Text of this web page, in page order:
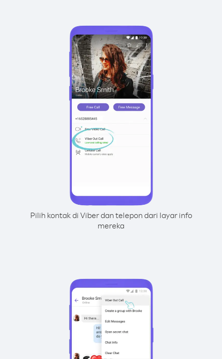
Pilih kontak di Viber dan telepon dari layar info
mereka